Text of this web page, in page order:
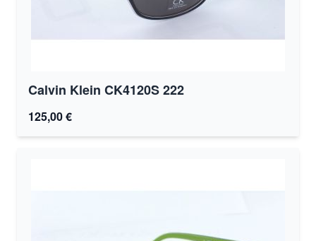
Calvin Klein CK4120S 222
125,00 €